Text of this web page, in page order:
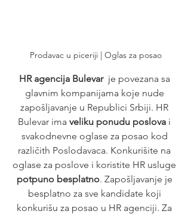
Prodavac u piceriji | Oglas za posao
HR agencija Bulevar
  je povezana sa
glavnim kompanijama koje nude
zapošljavanje u Republici Srbiji. HR
Bulevar ima veliku ponudu poslova i
svakodnevne oglase za posao kod
različith Poslodavaca. Konkurišite na
oglase za poslove i koristite HR usluge
potpuno besplatno. Zapošljavanje je
besplatno za sve kandidate koji
konkurišu za posao u HR agenciji. Za